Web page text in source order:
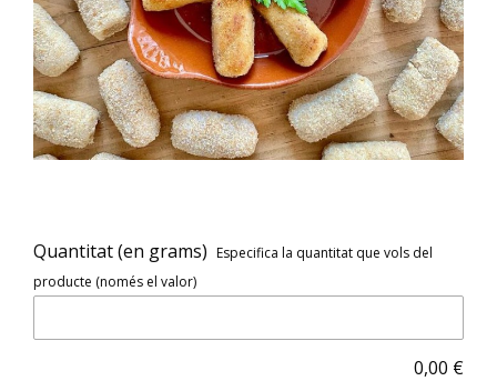
Quantitat (en grams) Especifica la quantitat que vols del
producte (només el valor)
0,00 €